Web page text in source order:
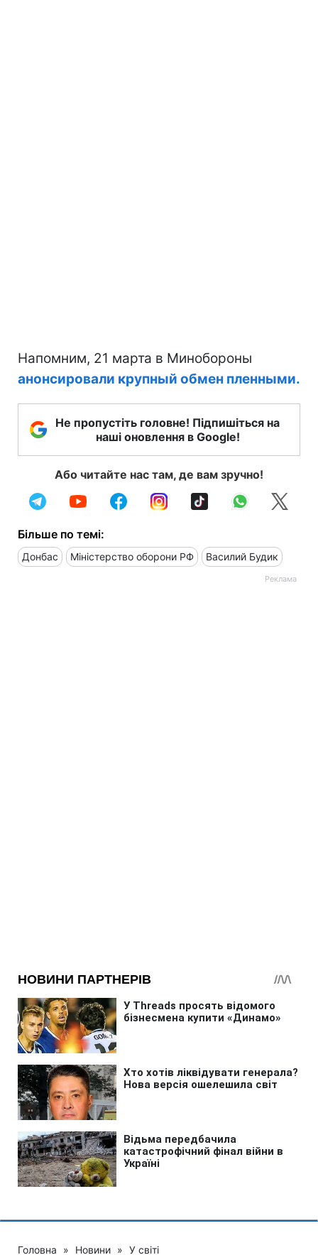
Напомним, 21 марта в Минобороны
анонсировали крупный обмен пленными.
Не пропустіть головне! Підпишіться на
наші оновлення в Google!
Або читайте нас там, де вам зручно!
Більше по темі:
Донбас Міністерство оборони РФ Василий Будик
Головна » Новини » У світі